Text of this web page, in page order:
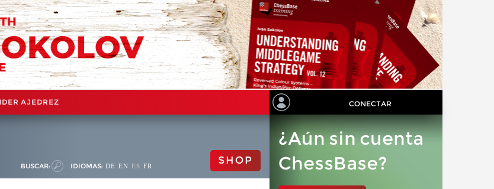
AJEDREZ CONECTAR
BUSCAR: IDIOMAS: DE EN ES FR SHOP
¿Aún sin cuenta
ChessBase?